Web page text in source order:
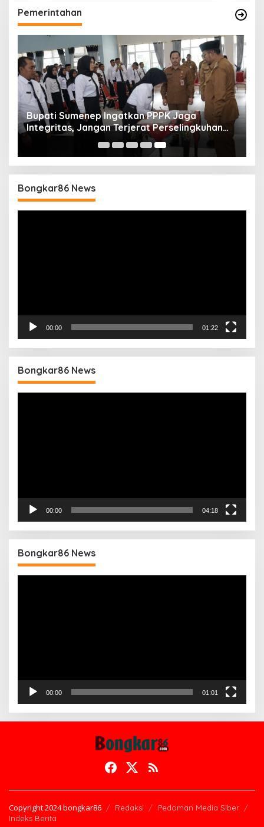
Pemerintahan
Bupati Sumenep Ingatkan PPPK Jaga
Integritas, Jangan Terjerat Perselingkuhan
dan Judi Online
Bongkar86 News
00:00 01:22
Bongkar86 News
00:00 04:18
Bongkar86 News
00:00 01:01
Copyright 2024 bongkar86 Redaksi
Pedoman Media Siber
Indeks Berita